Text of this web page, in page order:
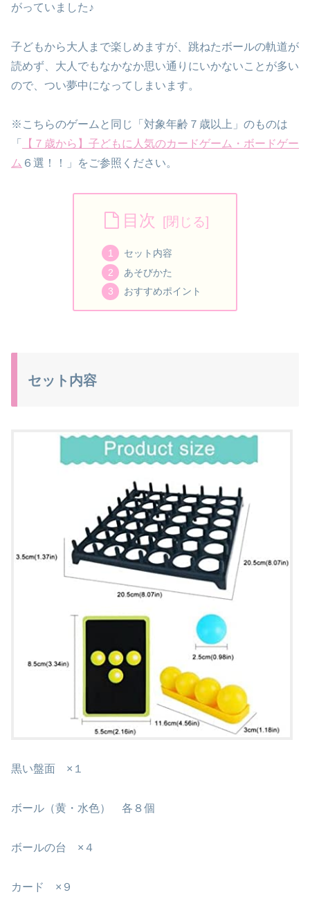
がっていました♪
子どもから大人まで楽しめますが、跳ねたボールの軌道が
読めず、大人でもなかなか思い通りにいかないことが多い
ので、つい夢中になってしまいます。
※こちらのゲームと同じ「対象年齢７歳以上」のものは
「
【７歳から】子どもに人気のカードゲーム・ボードゲー
ム ６選！！」をご参照ください。
目次
セット内容
あそびかた
おすすめポイント
セット内容
黒い盤面 ×１
ボール（黄・水色） 各８個
ボールの台 ×４
カード ×９